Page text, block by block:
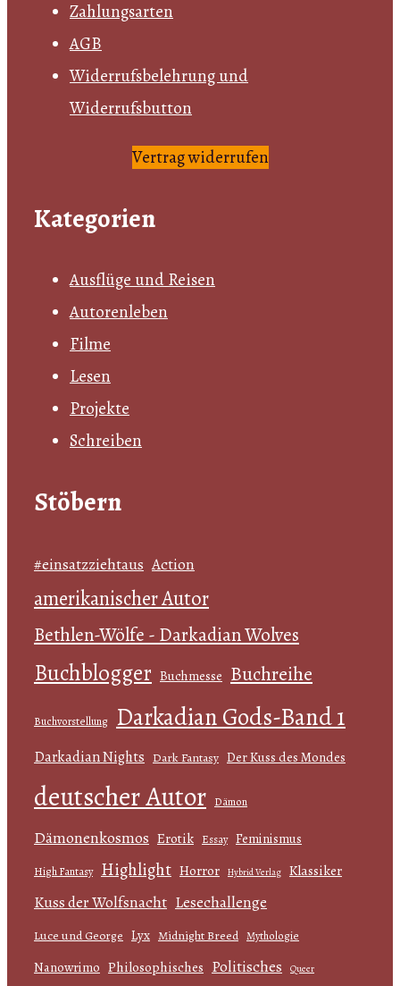
Zahlungsarten
AGB
Widerrufsbelehrung und
Widerrufsbutton
Vertrag widerrufen
Kategorien
Ausflüge und Reisen
Autorenleben
Filme
Lesen
Projekte
Schreiben
Stöbern
#einsatzziehtaus Action
amerikanischer Autor
Bethlen-Wölfe - Darkadian Wolves
Buchblogger Buchmesse Buchreihe
Buchvorstellung Darkadian Gods-Band 1
Darkadian Nights Dark Fantasy Der Kuss des Mondes
deutscher Autor Dämon
Dämonenkosmos Erotik Essay Feminismus
High Fantasy Highlight Horror Hybrid Verlag Klassiker
Kuss der Wolfsnacht Lesechallenge
Luce und George Lyx Midnight Breed Mythologie
Nanowrimo Philosophisches Politisches Queer